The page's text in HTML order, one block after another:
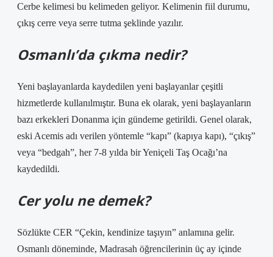
Cerbe kelimesi bu kelimeden geliyor. Kelimenin fiil durumu,
çıkış cerre veya serre tutma şeklinde yazılır.
Osmanlı’da çıkma nedir?
Yeni başlayanlarda kaydedilen yeni başlayanlar çeşitli
hizmetlerde kullanılmıştır. Buna ek olarak, yeni başlayanların
bazı erkekleri Donanma için gündeme getirildi. Genel olarak,
eski Acemis adı verilen yöntemle “kapı” (kapıya kapı), “çıkış”
veya “bedgah”, her 7-8 yılda bir Yeniçeli Taş Ocağı’na
kaydedildi.
Cer yolu ne demek?
Sözlükte CER “Çekin, kendinize taşıyın” anlamına gelir.
Osmanlı döneminde, Madrasah öğrencilerinin üç ay içinde